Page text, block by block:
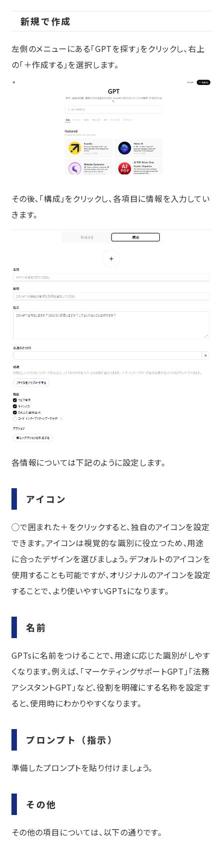
新規で作成
左側のメニューにある「GPTを探す」をクリックし、右上
の「＋作成する」を選択します。
その後、「構成」をクリックし、各項目に情報を入力してい
きます。
各情報については下記のように設定します。
アイコン
◯で囲まれた＋をクリックすると、独自のアイコンを設定
できます。アイコンは視覚的な識別に役立つため、用途
に合ったデザインを選びましょう。デフォルトのアイコンを
使用することも可能ですが、オリジナルのアイコンを設定
することで、より使いやすいGPTsになります。
名前
GPTsに名前をつけることで、用途に応じた識別がしやす
くなります。例えば、「マーケティングサポートGPT」「法務
アシスタントGPT」など、役割を明確にする名称を設定す
ると、使用時にわかりやすくなります。
プロンプト（指示）
準備したプロンプトを貼り付けましょう。
その他
その他の項目については、以下の通りです。